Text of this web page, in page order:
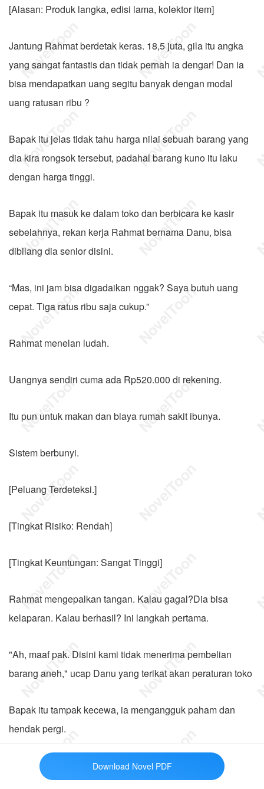
[Alasan: Produk langka, edisi lama, kolektor item]
Jantung Rahmat berdetak keras. 18,5 juta, gila itu angka
yang sangat fantastis dan tidak pernah ia dengar! Dan ia
bisa mendapatkan uang segitu banyak dengan modal
uang ratusan ribu ?
Bapak itu jelas tidak tahu harga nilai sebuah barang yang
dia kira rongsok tersebut, padahal barang kuno itu laku
dengan harga tinggi.
Bapak itu masuk ke dalam toko dan berbicara ke kasir
sebelahnya, rekan kerja Rahmat bernama Danu, bisa
dibilang dia senior disini.
“Mas, ini jam bisa digadaikan nggak? Saya butuh uang
cepat. Tiga ratus ribu saja cukup.”
Rahmat menelan ludah.
Uangnya sendiri cuma ada Rp520.000 di rekening.
Itu pun untuk makan dan biaya rumah sakit ibunya.
Sistem berbunyi.
[Peluang Terdeteksi.]
[Tingkat Risiko: Rendah]
[Tingkat Keuntungan: Sangat Tinggi]
Rahmat mengepalkan tangan. Kalau gagal?Dia bisa
kelaparan. Kalau berhasil? Ini langkah pertama.
"Ah, maaf pak. Disini kami tidak menerima pembelian
barang aneh," ucap Danu yang terikat akan peraturan toko
Bapak itu tampak kecewa, ia mengangguk paham dan
hendak pergi.
Dan saat itulah Rahmat mendekat pelan.
Download Novel PDF